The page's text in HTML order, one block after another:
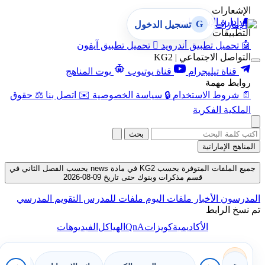
الإشعارات
🔔 إدارة الإشعارات
التطبيقات
🤖 تحميل تطبيق أندرويد  تحميل تطبيق آيفون
التواصل الاجتماعي | KG2
قناة تيليجرام
قناة يوتيوب
بوت المناهج
روابط مهمة
📄 شروط الاستخدام 🔒 سياسة الخصوصية ✉️ اتصل بنا ⚖️ حقوق
الملكية الفكرية
G تسجيل الدخول
بحث
المناهج الإماراتية
جميع الملفات المتوفرة بحسب KG2 في مادة news بحسب الفصل الثاني في
قسم مذكرات وبنوك حتى تاريخ 09-08-2026
المدرسون الأخبار ملفات اليوم ملفات للمدرس التقويم المدرسي
تم نسخ الرابط
الأكاديميةكويزاتQnAالهياكلالفيديوهات